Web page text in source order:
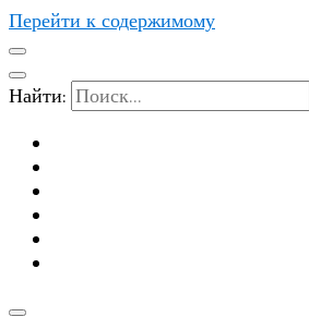
Перейти к содержимому
Найти: